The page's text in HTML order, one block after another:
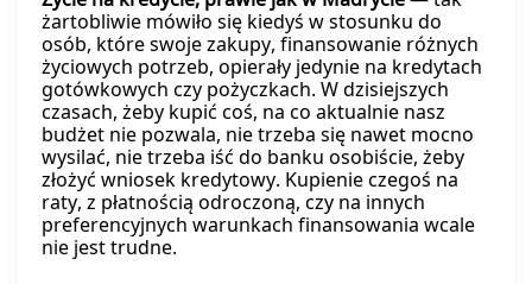
żartobliwie mówiło się kiedyś w stosunku do
osób, które swoje zakupy, finansowanie różnych
życiowych potrzeb, opierały jedynie na kredytach
gotówkowych czy pożyczkach. W dzisiejszych
czasach, żeby kupić coś, na co aktualnie nasz
budżet nie pozwala, nie trzeba się nawet mocno
wysilać, nie trzeba iść do banku osobiście, żeby
złożyć wniosek kredytowy. Kupienie czegoś na
raty, z płatnością odroczoną, czy na innych
preferencyjnych warunkach finansowania wcale
nie jest trudne.